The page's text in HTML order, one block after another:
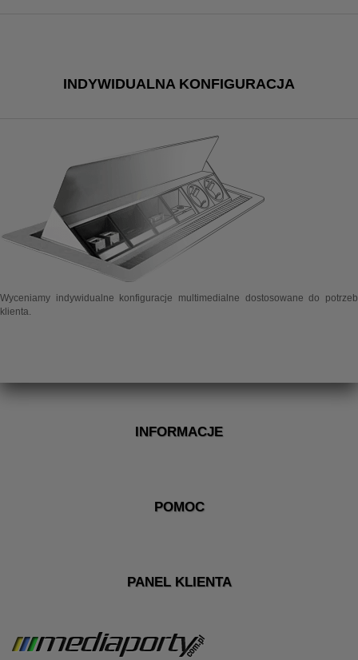
INDYWIDUALNA KONFIGURACJA
Wyceniamy indywidualne konfiguracje multimedialne dostosowane do potrzeb
klienta.
INFORMACJE
POMOC
PANEL KLIENTA